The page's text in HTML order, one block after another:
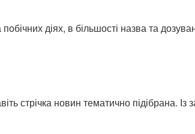
діях, в більшості назва та
стрічка новин тематично підібрана.